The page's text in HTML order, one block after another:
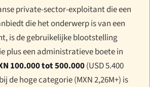
private-sector-exploitant die een
die het onderwerp is van een
is de gebruikelijke blootstelling
plus een administratieve boete in
100.000 tot 500.000(USD 5.400
de hoge categorie (MXN 2,26M+) is